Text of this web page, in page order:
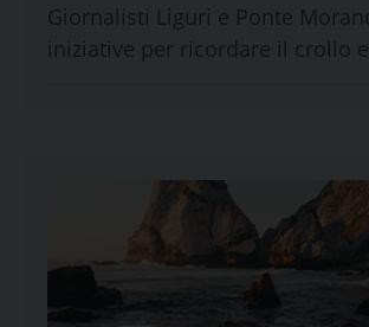
Giornalisti Liguri e Ponte
iniziative per ricordare il crollo